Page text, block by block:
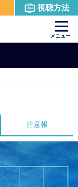
視聴方法
メニュー
注意報